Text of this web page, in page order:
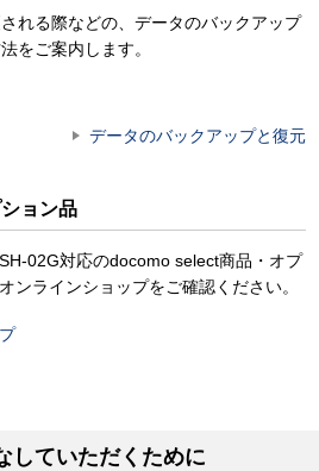
れる際などの、データのバックアップ
をご案内します。
データのバックアップと復元
ョン品
02G対応のdocomo select商品・オプ
ンラインショップをご確認ください。
していただくために